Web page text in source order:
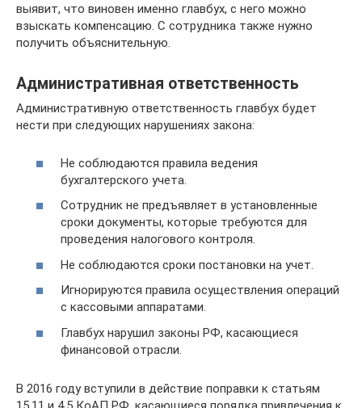
выявит, что виновен именно главбух, с него можно
взыскать компенсацию. С сотрудника также нужно
получить объяснительную.
Административная ответственность
Административную ответственность главбух будет
нести при следующих нарушениях закона:
Не соблюдаются правила ведения
бухгалтерского учета.
Сотрудник не предъявляет в установленные
сроки документы, которые требуются для
проведения налогового контроля.
Не соблюдаются сроки постановки на учет.
Игнорируются правила осуществления операций
с кассовыми аппаратами.
Главбух нарушил законы РФ, касающиеся
финансовой отрасли.
В 2016 году вступили в действие поправки к статьям